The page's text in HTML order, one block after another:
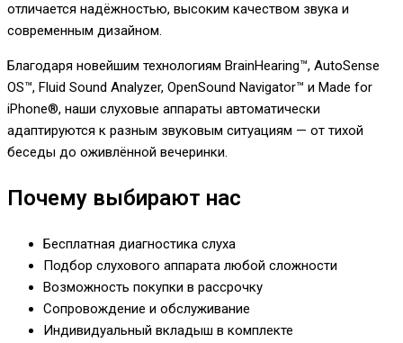
отличается надёжностью, высоким качеством звука и
современным дизайном.
Благодаря новейшим технологиям BrainHearing™, AutoSense
OS™, Fluid Sound Analyzer, OpenSound Navigator™ и Made for
iPhone®, наши слуховые аппараты автоматически
адаптируются к разным звуковым ситуациям — от тихой
беседы до оживлённой вечеринки.
Почему выбирают нас
Бесплатная диагностика слуха
Подбор слухового аппарата любой сложности
Возможность покупки в рассрочку
Сопровождение и обслуживание
Индивидуальный вкладыш в комплекте